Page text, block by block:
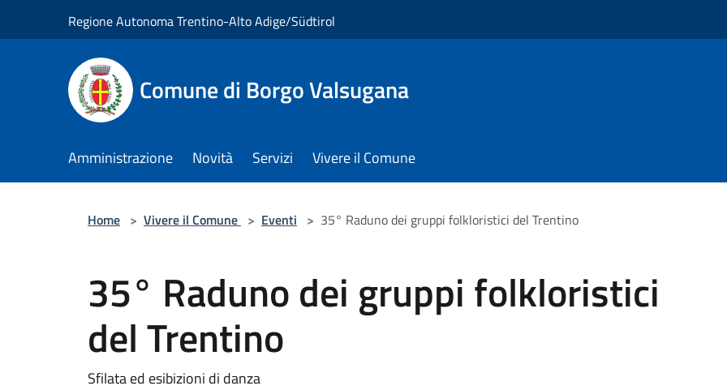
Regione Autonoma Trentino-Alto Adige/Südtirol
Comune di Borgo Valsugana
Amministrazione Novità Servizi Vivere il Comune
Home > Vivere il Comune > Eventi > 35° Raduno dei gruppi folkloristici del Trentino
35° Raduno dei gruppi folkloristici
del Trentino
Sfilata ed esibizioni di danza